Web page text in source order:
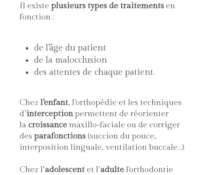
Il existe plusieurs types de traitements en
fonction :
de l’âge du patient
de la malocclusion
des attentes de chaque patient.
Chez l’enfant, l’orthopédie et les techniques
d’interceptionpermettent de réorienter
la croissance maxillo-faciale ou de corriger
des parafonctions (succion du pouce,
interposition linguale, ventilation buccale…)
Chez l’adolescent et l’adulte l'orthodontie